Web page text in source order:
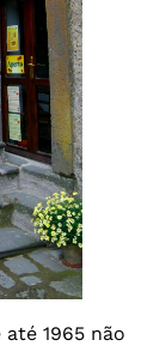
1965 não